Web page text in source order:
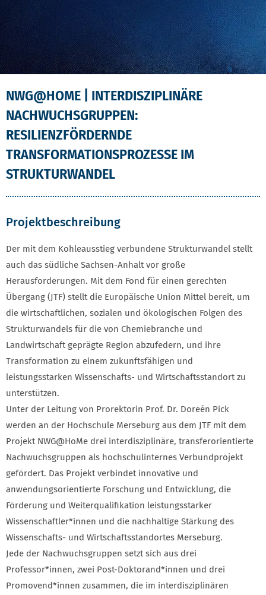
NWG@HOME | INTERDISZIPLINÄRE
NACHWUCHSGRUPPEN:
RESILIENZFÖRDERNDE
TRANSFORMATIONSPROZESSE IM
STRUKTURWANDEL
Projektbeschreibung
Der mit dem Kohleausstieg verbundene Strukturwandel stellt
auch das südliche Sachsen-Anhalt vor große
Herausforderungen. Mit dem Fond für einen gerechten
Übergang (JTF) stellt die Europäische Union Mittel bereit, um
die wirtschaftlichen, sozialen und ökologischen Folgen des
Strukturwandels für die von Chemiebranche und
Landwirtschaft geprägte Region abzufedern, und ihre
Transformation zu einem zukunftsfähigen und
leistungsstarken Wissenschafts- und Wirtschaftsstandort zu
unterstützen.
Unter der Leitung von Prorektorin Prof. Dr. Doreén Pick
werden an der Hochschule Merseburg aus dem JTF mit dem
Projekt NWG@HoMe drei interdisziplinäre, transferorientierte
Nachwuchsgruppen als hochschulinternes Verbundprojekt
gefördert. Das Projekt verbindet innovative und
anwendungsorientierte Forschung und Entwicklung, die
Förderung und Weiterqualifikation leistungsstarker
Wissenschaftler*innen und die nachhaltige Stärkung des
Wissenschafts- und Wirtschaftsstandortes Merseburg.
Jede der Nachwuchsgruppen setzt sich aus drei
Professor*innen, zwei Post-Doktorand*innen und drei
Promovend*innen zusammen, die im interdisziplinären